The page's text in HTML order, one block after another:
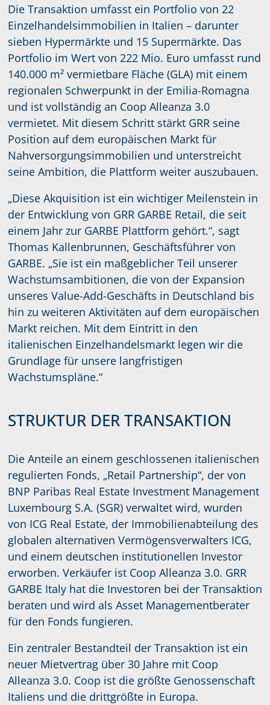
Die Transaktion umfasst ein Portfolio von 22
Einzelhandelsimmobilien in Italien – darunter
sieben Hypermärkte und 15 Supermärkte. Das
Portfolio im Wert von 222 Mio. Euro umfasst rund
140.000 m² vermietbare Fläche (GLA) mit einem
regionalen Schwerpunkt in der Emilia-Romagna
und ist vollständig an Coop Alleanza 3.0
vermietet. Mit diesem Schritt stärkt GRR seine
Position auf dem europäischen Markt für
Nahversorgungsimmobilien und unterstreicht
seine Ambition, die Plattform weiter auszubauen.
„Diese Akquisition ist ein wichtiger Meilenstein in
der Entwicklung von GRR GARBE Retail, die seit
einem Jahr zur GARBE Plattform gehört.“, sagt
Thomas Kallenbrunnen, Geschäftsführer von
GARBE. „Sie ist ein maßgeblicher Teil unserer
Wachstumsambitionen, die von der Expansion
unseres Value-Add-Geschäfts in Deutschland bis
hin zu weiteren Aktivitäten auf dem europäischen
Markt reichen. Mit dem Eintritt in den
italienischen Einzelhandelsmarkt legen wir die
Grundlage für unsere langfristigen
Wachstumspläne.“
STRUKTUR DER TRANSAKTION
Die Anteile an einem geschlossenen italienischen
regulierten Fonds, „Retail Partnership“, der von
BNP Paribas Real Estate Investment Management
Luxembourg S.A. (SGR) verwaltet wird, wurden
von ICG Real Estate, der Immobilienabteilung des
globalen alternativen Vermögensverwalters ICG,
und einem deutschen institutionellen Investor
erworben. Verkäufer ist Coop Alleanza 3.0. GRR
GARBE Italy hat die Investoren bei der Transaktion
beraten und wird als Asset Managementberater
für den Fonds fungieren.
Ein zentraler Bestandteil der Transaktion ist ein
neuer Mietvertrag über 30 Jahre mit Coop
Alleanza 3.0. Coop ist die größte Genossenschaft
Italiens und die drittgrößte in Europa.